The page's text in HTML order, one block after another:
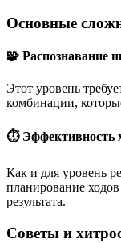
Основные
🧩 Распознавание
Этот уровень
комбинации,
⏱️ Эффективность
Как и для уровень
планирование
результата.
Советы и